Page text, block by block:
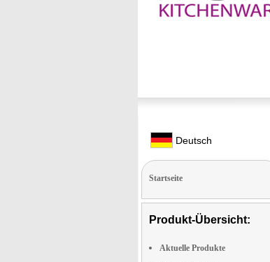
Deutsch
Startseite
Produkt-Übersicht:
Aktuelle Produkte